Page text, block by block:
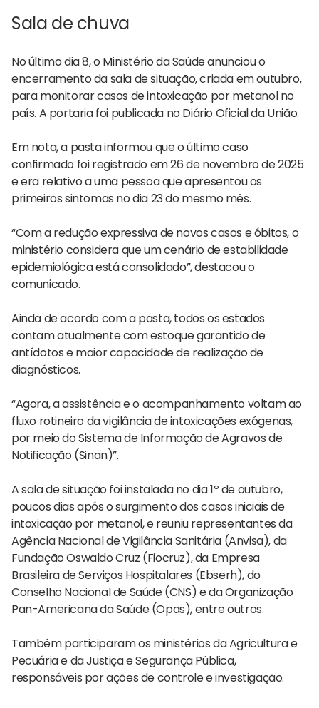
Sala de chuva
No último dia 8, o Ministério da Saúde anunciou o
encerramento da sala de situação, criada em outubro,
para monitorar casos de intoxicação por metanol no
país. A portaria foi publicada no Diário Oficial da União.
Em nota, a pasta informou que o último caso
confirmado foi registrado em 26 de novembro de 2025
e era relativo a uma pessoa que apresentou os
primeiros sintomas no dia 23 do mesmo mês.
“Com a redução expressiva de novos casos e óbitos, o
ministério considera que um cenário de estabilidade
epidemiológica está consolidado”, destacou o
comunicado.
Ainda de acordo com a pasta, todos os estados
contam atualmente com estoque garantido de
antídotos e maior capacidade de realização de
diagnósticos.
“Agora, a assistência e o acompanhamento voltam ao
fluxo rotineiro da vigilância de intoxicações exógenas,
por meio do Sistema de Informação de Agravos de
Notificação (Sinan)”.
A sala de situação foi instalada no dia 1º de outubro,
poucos dias após o surgimento dos casos iniciais de
intoxicação por metanol, e reuniu representantes da
Agência Nacional de Vigilância Sanitária (Anvisa), da
Fundação Oswaldo Cruz (Fiocruz), da Empresa
Brasileira de Serviços Hospitalares (Ebserh), do
Conselho Nacional de Saúde (CNS) e da Organização
Pan-Americana da Saúde (Opas), entre outros.
Também participaram os ministérios da Agricultura e
Pecuária e da Justiça e Segurança Pública,
responsáveis ​​por ações de controle e investigação.